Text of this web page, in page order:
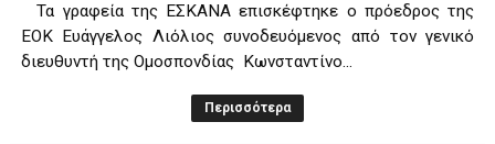
Τα γραφεία της ΕΣΚΑΝΑ επισκέφτηκε ο πρόεδρος της
ΕΟΚ Ευάγγελος Λιόλιος συνοδευόμενος από τον γενικό
διευθυντή της Ομοσπονδίας Κωνσταντίνο...
Περισσότερα